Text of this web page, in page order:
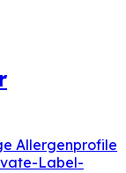
Allergenprofile
Label-